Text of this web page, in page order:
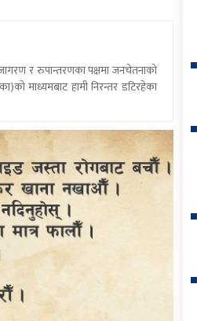
जागरण र रुपान्तरणका पक्षमा जनचेतनाको
माध्यमबाट हामी निरन्तर डटिरहेका